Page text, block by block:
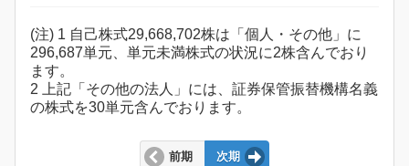
(注) 1 自己株式29,668,702株は「個人・その他」に
296,687単元、単元未満株式の状況に2株含んでおり
ます。
2 上記「その他の法人」には、証券保管振替機構名義
の株式を30単元含んでおります。
前期 次期